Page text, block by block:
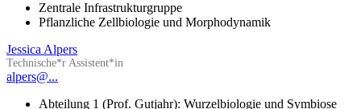
Zentrale Infrastrukturgruppe
Pflanzliche Zellbiologie und Morphodynamik
Jessica Alpers
Technische*r Assistent*in
alpers@...
Abteilung 1 (Prof. Gutjahr): Wurzelbiologie und Symbiose